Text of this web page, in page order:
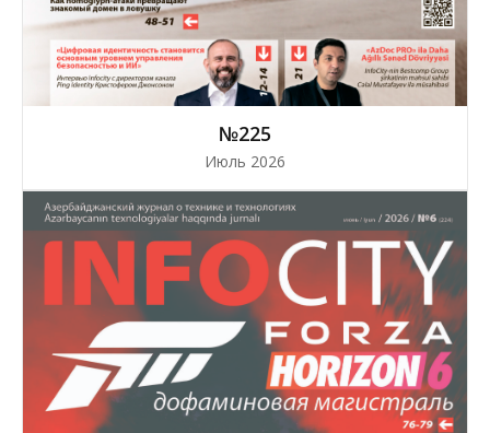
№225
Июль 2026